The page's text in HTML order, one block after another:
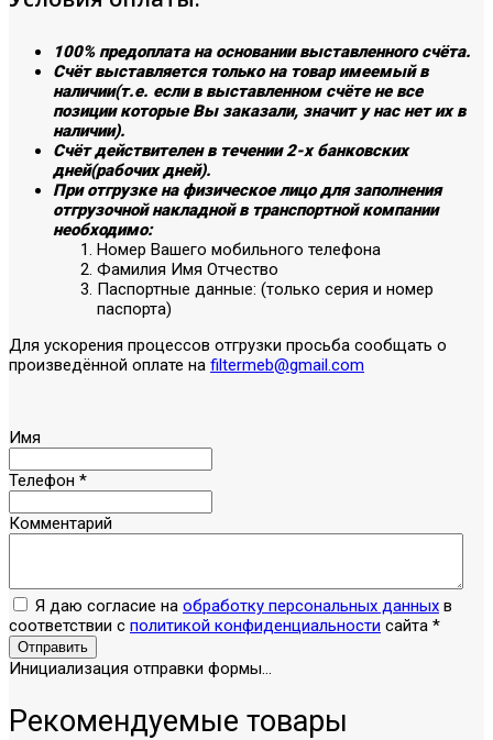
100% предоплата на основании выставленного счёта.
Счёт выставляется только на товар имеемый в
наличии(т.е. если в выставленном счёте не все
позиции которые Вы заказали, значит у нас нет их в
наличии).
Счёт действителен в течении 2-х банковских
дней(рабочих дней).
При отгрузке на физическое лицо для заполнения
отгрузочной накладной в транспортной компании
необходимо:
Номер Вашего мобильного телефона
Фамилия Имя Отчество
Паспортные данные: (только серия и номер
паспорта)
Для ускорения процессов отгрузки просьба сообщать о
произведённой оплате на filtermeb@gmail.com
Имя
Телефон *
Комментарий
Я даю согласие на обработку персональных данных в
соответствии с политикой конфиденциальности сайта *
Отправить
Инициализация отправки формы...
Рекомендуемые товары